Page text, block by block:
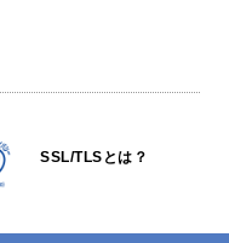
SSL/TLSとは？